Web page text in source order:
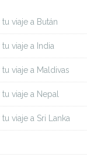
viaje a Bután
viaje a India
viaje a Maldivas
viaje a Nepal
viaje a Sri Lanka